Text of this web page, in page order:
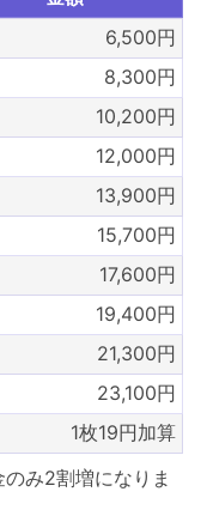
6,500円
8,300円
10,200円
12,000円
13,900円
15,700円
17,600円
19,400円
21,300円
23,100円
1枚19円加算
み2割増になりま